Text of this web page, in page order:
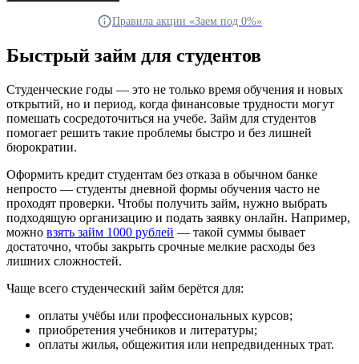
Правила акции «Заем под 0%»
Быстрый займ для студентов
Студенческие годы — это не только время обучения и новых
открытий, но и период, когда финансовые трудности могут
помешать сосредоточиться на учебе. Займ для студентов
помогает решить такие проблемы быстро и без лишней
бюрократии.
Оформить кредит студентам без отказа в обычном банке
непросто — студенты дневной формы обучения часто не
проходят проверки. Чтобы получить займ, нужно выбрать
подходящую организацию и подать заявку онлайн. Например,
можно взять займ 1000 рублей — такой суммы бывает
достаточно, чтобы закрыть срочные мелкие расходы без
лишних сложностей.
Чаще всего студенческий займ берётся для:
оплаты учёбы или профессиональных курсов;
приобретения учебников и литературы;
оплаты жилья, общежития или непредвиденных трат.